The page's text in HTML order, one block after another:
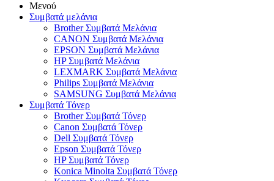
Μενού
Συμβατά μελάνια
Brother Συμβατά Μελάνια
CANON Συμβατά Μελάνια
EPSON Συμβατά Μελάνια
HP Συμβατά Μελάνια
LEXMARK Συμβατά Μελάνια
Philips Συμβατά Μελάνια
SAMSUNG Συμβατά Μελάνια
Συμβατά Τόνερ
Brother Συμβατά Τόνερ
Canon Συμβατά Τόνερ
Dell Συμβατά Τόνερ
Epson Συμβατά Τόνερ
HP Συμβατά Τόνερ
Konica Minolta Συμβατά Τόνερ